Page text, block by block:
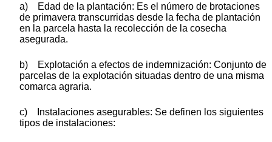
a) Edad de la plantación: Es el número de brotaciones
de primavera transcurridas desde la fecha de plantación
en la parcela hasta la recolección de la cosecha
asegurada.
b) Explotación a efectos de indemnización: Conjunto de
parcelas de la explotación situadas dentro de una misma
comarca agraria.
c) Instalaciones asegurables: Se definen los siguientes
tipos de instalaciones: